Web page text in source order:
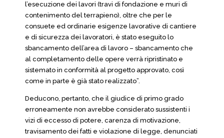
l’esecuzione dei lavori (travi di fondazione e muri di
contenimento del terrapieno), oltre che per le
consuete ed ordinarie esigenze lavorative di cantiere
e di sicurezza dei lavoratori, è stato eseguito lo
sbancamento dell’area di lavoro – sbancamento che
al completamento delle opere verrà ripristinato e
sistemato in conformità al progetto approvato, così
come in parte è già stato realizzato”.
Deducono, pertanto, che il giudice di primo grado
erroneamente non avrebbe considerato sussistenti i
vizi di eccesso di potere, carenza di motivazione,
travisamento dei fatti e violazione di legge, denunciati